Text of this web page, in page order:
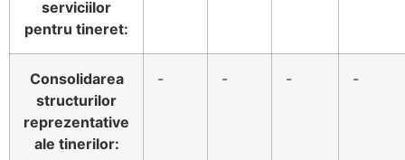
serviciilor
pentru tineret:
Consolidarea
structurilor
reprezentative
ale tinerilor:
- - - -